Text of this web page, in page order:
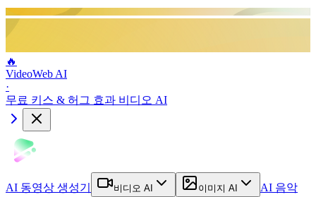
🔥
VideoWeb AI
·
무료 키스 & 허그 효과 비디오 AI
AI 동영상 생성기 비디오 AI 이미지 AI
AI 음악